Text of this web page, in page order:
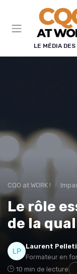
LE MÉDIA
CQO at WORK !
Le rôle
de la
Laurent
Formateur en
10 min de lecture
Panneau de gestion